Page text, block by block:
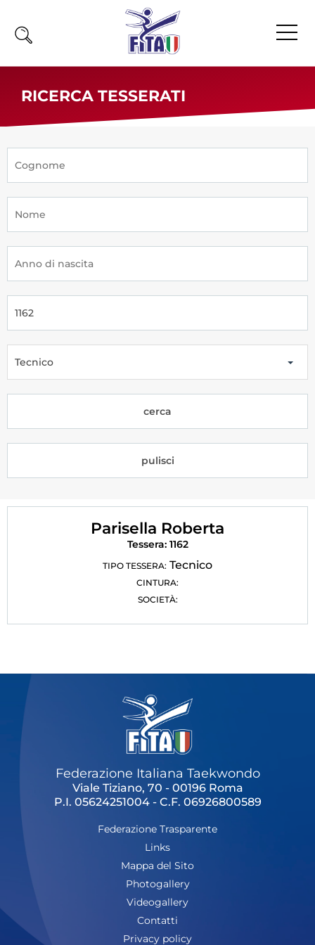
News
Olimpiadi
Atleti Poomsae e Freestyle
Tesseramento
Licenze WT
Formazione
Rivista Olympic Dream
Links
Mappa del sito
Cookie policy
Feed
Dove siamo
Federazione Trasparente
Fita HUB
RICERCA TESSERATI
Tecnico
cerca
pulisci
Parisella Roberta
Tessera: 1162
TIPO TESSERA: Tecnico
CINTURA:
SOCIETÀ:
Federazione Italiana Taekwondo
Viale Tiziano, 70 - 00196 Roma
P.I. 05624251004 - C.F. 06926800589
Federazione Trasparente
Links
Mappa del Sito
Photogallery
Videogallery
Contatti
Privacy policy